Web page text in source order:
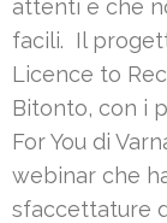
attenti e che
facili. Il
Licence to
Bitonto, con i
For You di
webinar che
sfaccettature